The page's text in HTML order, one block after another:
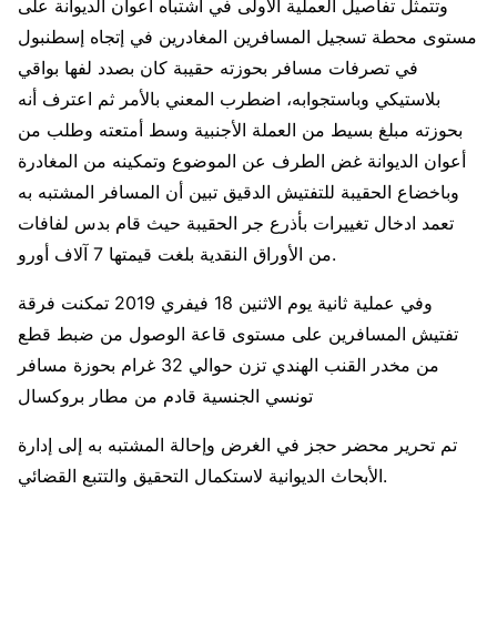
وتتمثل تفاصيل العملية الأولى في اشتباه أعوان الديوانة على
مستوى محطة تسجيل المسافرين المغادرين في إتجاه إسطنبول
في تصرفات مسافر بحوزته حقيبة كان بصدد لفها بواقي
بلاستيكي وباستجوابه، اضطرب المعني بالأمر ثم اعترف أنه
بحوزته مبلغ بسيط من العملة الأجنبية وسط أمتعته وطلب من
أعوان الديوانة غض الطرف عن الموضوع وتمكينه من المغادرة
وباخضاع الحقيبة للتفتيش الدقيق تبين أن المسافر المشتبه به
تعمد ادخال تغييرات بأذرع جر الحقيبة حيث قام بدس لفافات
من الأوراق النقدية بلغت قيمتها 7 آلاف أورو.
وفي عملية ثانية يوم الاثنين 18 فيفري 2019 تمكنت فرقة
تفتيش المسافرين على مستوى قاعة الوصول من ضبط قطع
من مخدر القنب الهندي تزن حوالي 32 غرام بحوزة مسافر
تونسي الجنسية قادم من مطار بروكسال
تم تحرير محضر حجز في الغرض وإحالة المشتبه به إلى إدارة
الأبحاث الديوانية لاستكمال التحقيق والتتبع القضائي.